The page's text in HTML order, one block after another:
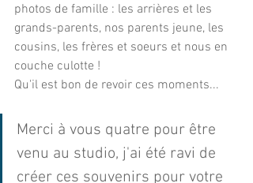
photos de famille : les arrières et les
grands-parents, nos parents jeune, les
cousins, les frères et soeurs et nous en
couche culotte !
Qu'il est bon de revoir ces moments...
Merci à vous quatre pour être
venu au studio, j'ai été ravi de
créer ces souvenirs pour votre